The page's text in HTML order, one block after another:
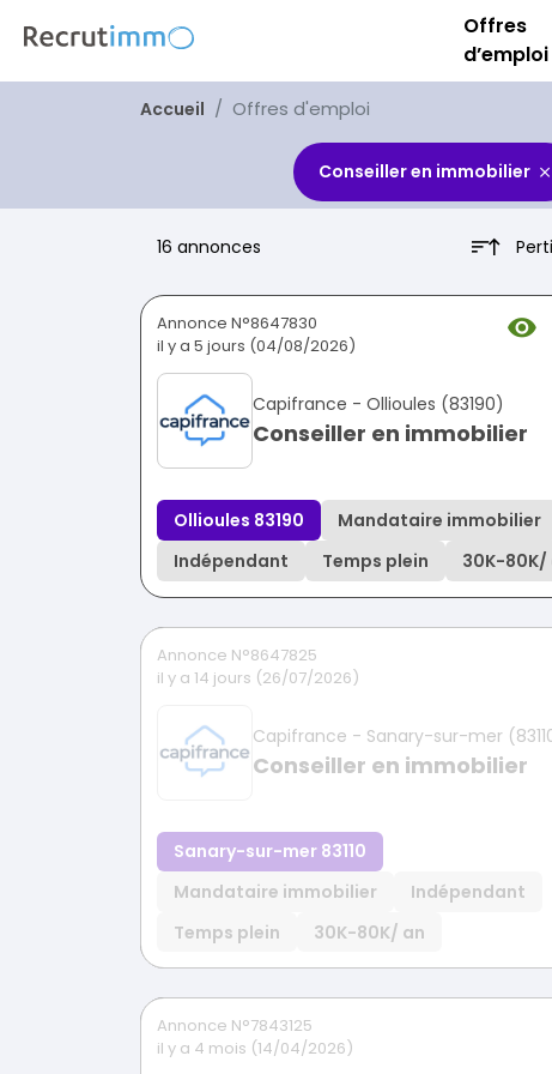
Offres
d’emploi
Accueil Offres d'emploi
Conseiller en immobilier
16 annonces
Annonce N°8647830
il y a 5 jours (04/08/2026)
Capifrance - Ollioules (83190)
Conseiller en immobilier
Ollioules 83190
Mandataire immobilier
Indépendant
Temps plein 30K-80K/
Annonce N°8647825
il y a 14 jours (26/07/2026)
Capifrance - Sanary-sur-mer
Conseiller en immobilier
Sanary-sur-mer 83110
Mandataire immobilier
Indépendant
Temps plein
30K-80K/ an
Annonce N°7843125
il y a 4 mois (14/04/2026)